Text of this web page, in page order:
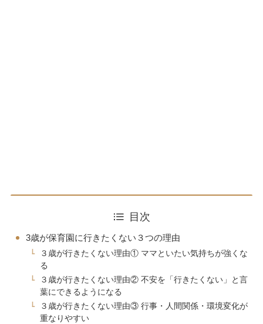
目次
3歳が保育園に行きたくない３つの理由
３歳が行きたくない理由① ママといたい気持ちが強くな
る
３歳が行きたくない理由② 不安を「行きたくない」と言
葉にできるようになる
３歳が行きたくない理由③ 行事・人間関係・環境変化が
重なりやすい